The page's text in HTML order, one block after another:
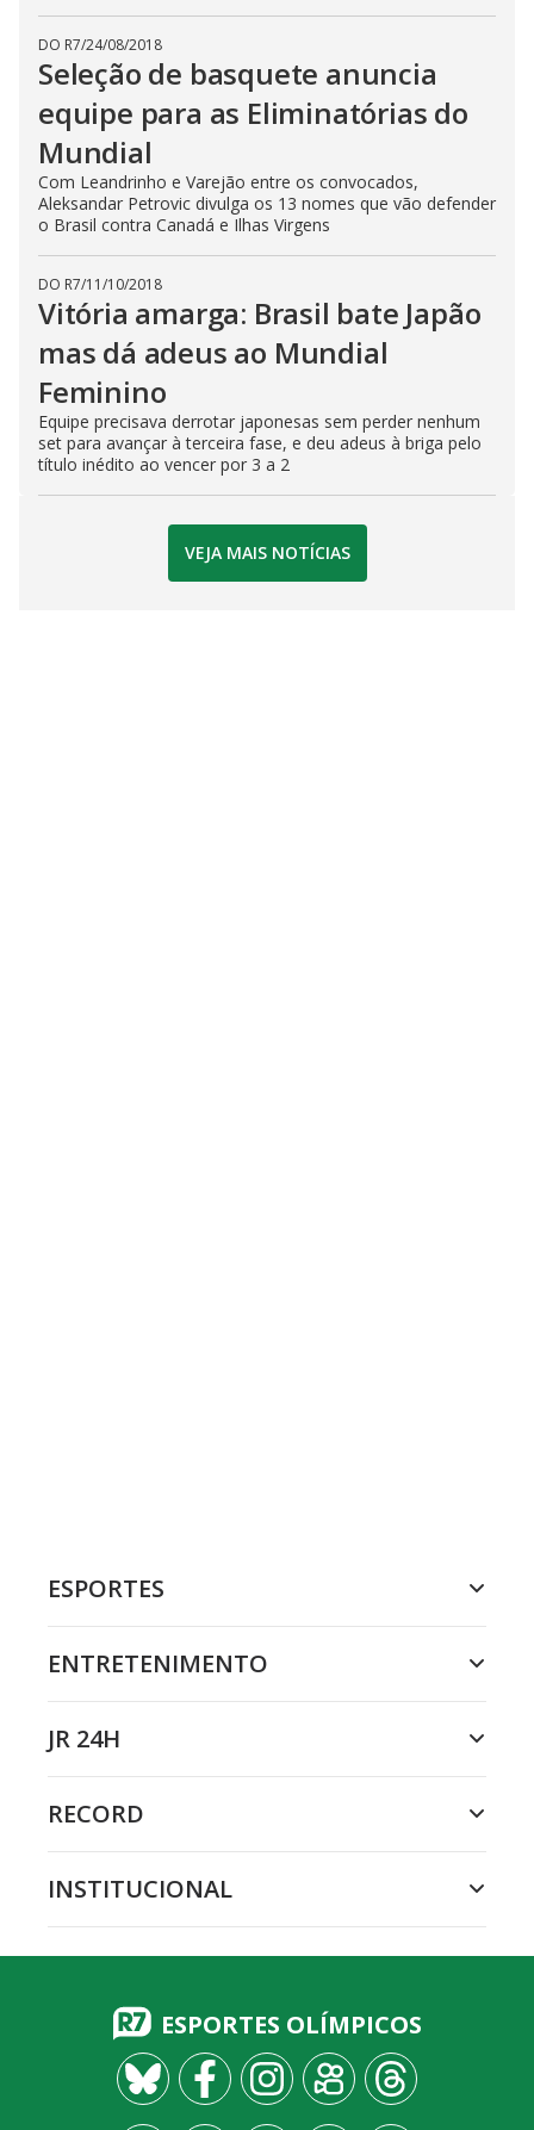
DO R7/24/08/2018
Seleção de basquete anuncia
equipe para as Eliminatórias do
Mundial
Com Leandrinho e Varejão entre os convocados,
Aleksandar Petrovic divulga os 13 nomes que vão defender
o Brasil contra Canadá e Ilhas Virgens
DO R7/11/10/2018
Vitória amarga: Brasil bate Japão
mas dá adeus ao Mundial
Feminino
Equipe precisava derrotar japonesas sem perder nenhum
set para avançar à terceira fase, e deu adeus à briga pelo
título inédito ao vencer por 3 a 2
VEJA MAIS NOTÍCIAS
ESPORTES
ENTRETENIMENTO
JR 24H
RECORD
INSTITUCIONAL
ESPORTES OLÍMPICOS